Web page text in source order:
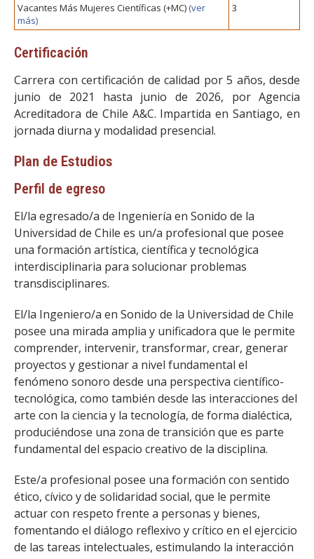
Vacantes Más Mujeres Científicas (+MC) (ver
más)
3
Certificación
Carrera con certificación de calidad por 5 años, desde
junio de 2021 hasta junio de 2026, por Agencia
Acreditadora de Chile A&C. Impartida en Santiago, en
jornada diurna y modalidad presencial.
Plan de Estudios
Perfil de egreso
El/la egresado/a de Ingeniería en Sonido de la
Universidad de Chile es un/a profesional que posee
una formación artística, científica y tecnológica
interdisciplinaria para solucionar problemas
transdisciplinares.
El/la Ingeniero/a en Sonido de la Universidad de Chile
posee una mirada amplia y unificadora que le permite
comprender, intervenir, transformar, crear, generar
proyectos y gestionar a nivel fundamental el
fenómeno sonoro desde una perspectiva científico-
tecnológica, como también desde las interacciones del
arte con la ciencia y la tecnología, de forma dialéctica,
produciéndose una zona de transición que es parte
fundamental del espacio creativo de la disciplina.
Este/a profesional posee una formación con sentido
ético, cívico y de solidaridad social, que le permite
actuar con respeto frente a personas y bienes,
fomentando el diálogo reflexivo y crítico en el ejercicio
de las tareas intelectuales, estimulando la interacción